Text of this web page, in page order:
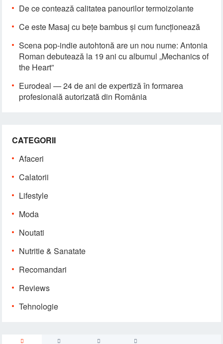
De ce contează calitatea panourilor termoizolante
Ce este Masaj cu bețe bambus și cum funcționează
Scena pop-indie autohtonă are un nou nume: Antonia
Roman debutează la 19 ani cu albumul „Mechanics of
the Heart”
Eurodeal — 24 de ani de expertiză în formarea
profesională autorizată din România
CATEGORII
Afaceri
Calatorii
Lifestyle
Moda
Noutati
Nutritie & Sanatate
Recomandari
Reviews
Tehnologie